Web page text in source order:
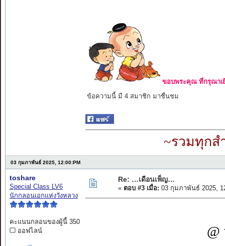
ขอบพระคุณ ที่กรุณาเ
ข้อความนี้ มี 4 สมาชิก มาชื่นชม
~รวมทุกส
03 กุมภาพันธ์ 2025, 12:00:PM
toshare
Special Class LV6
นักกลอนเอกแห่งวังหลวง
คะแนนกลอนของผู้นี้ 350
ออฟไลน์
Re: …เดือนเพ็ญ…
« ตอบ #3 เมื่อ: 03 กุมภาพันธ์ 2025,